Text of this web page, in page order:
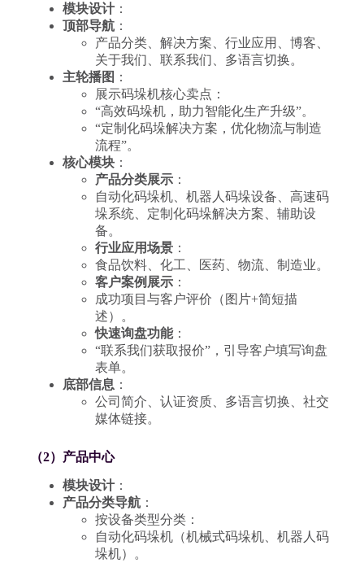
模块设计：
顶部导航：
产品分类、解决方案、行业应用、博客、
关于我们、联系我们、多语言切换。
主轮播图 ：
展示码垛机核心卖点：
“高效码垛机，助力智能化生产升级”。
“定制化码垛解决方案，优化物流与制造
流程”。
核心模块：
产品分类展示：
自动化码垛机、机器人码垛设备、高速码
垛系统、定制化码垛解决方案、辅助设
备。
行业应用场景：
食品饮料、化工、医药、物流、制造业。
客户案例展示：
成功项目与客户评价（图片+简短描
述）。
快速询盘功能：
“联系我们获取报价”，引导客户填写询盘
表单。
底部信息 ：
公司简介、认证资质、多语言切换、社交
媒体链接。
（2）产品中心
模块设计：
产品分类导航：
按设备类型分类：
自动化码垛机（机械式码垛机、机器人码
垛机）。